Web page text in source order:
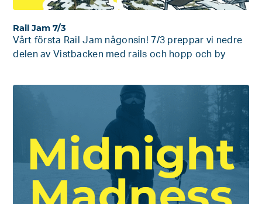
Rail Jam 7/3
Vårt första Rail Jam någonsin! 7/3 preppar vi nedre
delen av Vistbacken med rails och hopp och by